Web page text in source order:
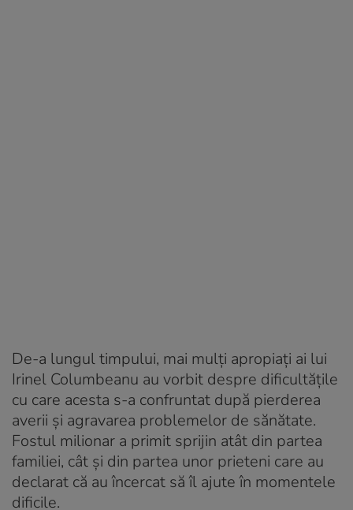
De-a lungul timpului, mai mulți apropiați ai lui
Irinel Columbeanu au vorbit despre dificultățile
cu care acesta s-a confruntat după pierderea
averii și agravarea problemelor de sănătate.
Fostul milionar a primit sprijin atât din partea
familiei, cât și din partea unor prieteni care au
declarat că au încercat să îl ajute în momentele
dificile.